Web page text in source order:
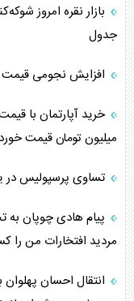
بازار نقره امروز
جدول
افزایش نجومی
میلیون تومان قیمت
تساوی پرسپولیس در
پیام هادی چوپان
مردید افتخارات من را
انتقال احسان